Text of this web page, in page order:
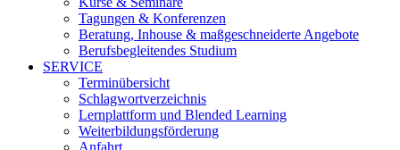
Tagungen & Konferenzen
Beratung, Inhouse & maßgeschneiderte Angebote
Berufsbegleitendes Studium
SERVICE
Terminübersicht
Schlagwortverzeichnis
Lernplattform und Blended Learning
Weiterbildungsförderung
Anfahrt